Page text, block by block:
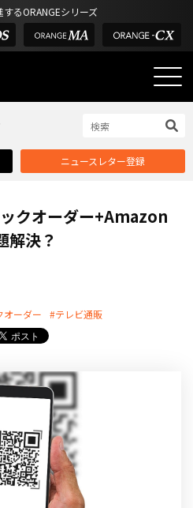
るORANGEシリーズ
ニュースレター登録
クオーダー+Amazon
解決？
オーダー #テレビ通販